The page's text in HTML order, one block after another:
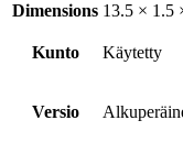
Dimensions 13.5 × 1.5
Kunto Käytetty
Versio